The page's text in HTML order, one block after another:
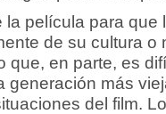
la película para que
de su cultura o
que, en parte, es
generación más
del film.